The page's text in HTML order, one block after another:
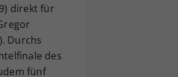
direkt für
Durchs
des
fünf